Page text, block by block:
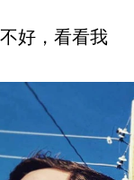
好，看看我